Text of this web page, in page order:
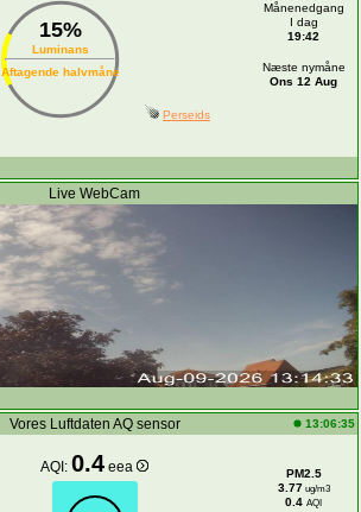
15%
Luminans
Aftagende halvmåne
Månenedgang
I dag
19:42
Næste nymåne
Ons 12 Aug
Perseids
Live WebCam
Vores Luftdaten AQ sensor 13:06:35
AQI:0.4 eea
PM2.5
3.77ug/m3
0.4 AQI